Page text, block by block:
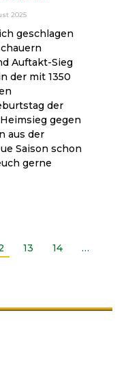
2025
geschlagen
Auftakt-Sieg
der mit 1350
der
Heimsieg gegen
aus der
Saison schon
gerne
13 14
…